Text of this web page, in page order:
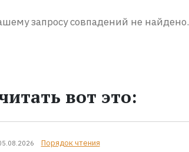
запросу совпадений не найдено.
вот это:
Порядок чтения